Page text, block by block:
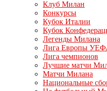
Клуб Милан
Конкурсы
Кубок Италии
Кубок
Легенды Милана
Лига Европы
Лига чемпионов
Лучшие матчи
Матчи Милана
Национальные